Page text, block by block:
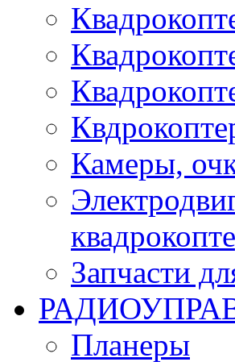
Камеры,
Запчасти
Планеры